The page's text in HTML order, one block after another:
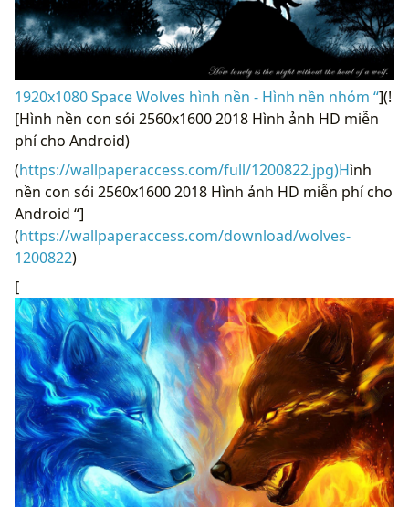
1920x1080 Space Wolves hình nền - Hình nền nhóm “](!
[Hình nền con sói 2560x1600 2018 Hình ảnh HD miễn
phí cho Android)
(https://wallpaperaccess.com/full/1200822.jpg)Hình
nền con sói 2560x1600 2018 Hình ảnh HD miễn phí cho
Android “]
(https://wallpaperaccess.com/download/wolves-
1200822)
[